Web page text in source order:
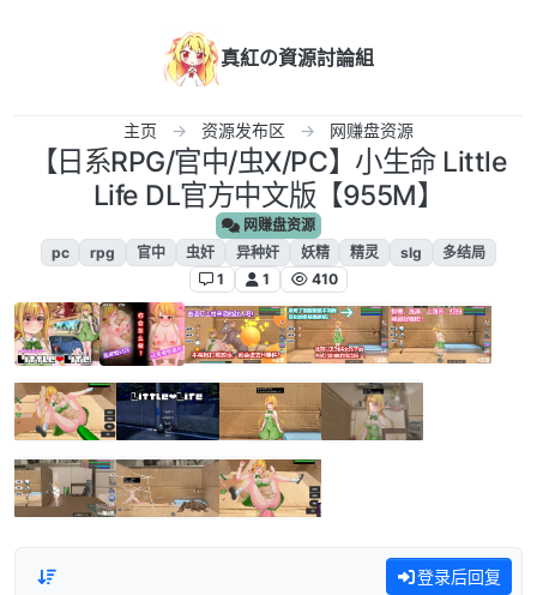
真紅の資源討論組
主页 资源发布区 网赚盘资源
【日系RPG/官中/虫X/PC】小生命 Little
Life DL官方中文版【955M】
网赚盘资源
pc
rpg 官中 虫奸 异种奸 妖精 精灵 slg
多结局
1
1 410
登录后回复